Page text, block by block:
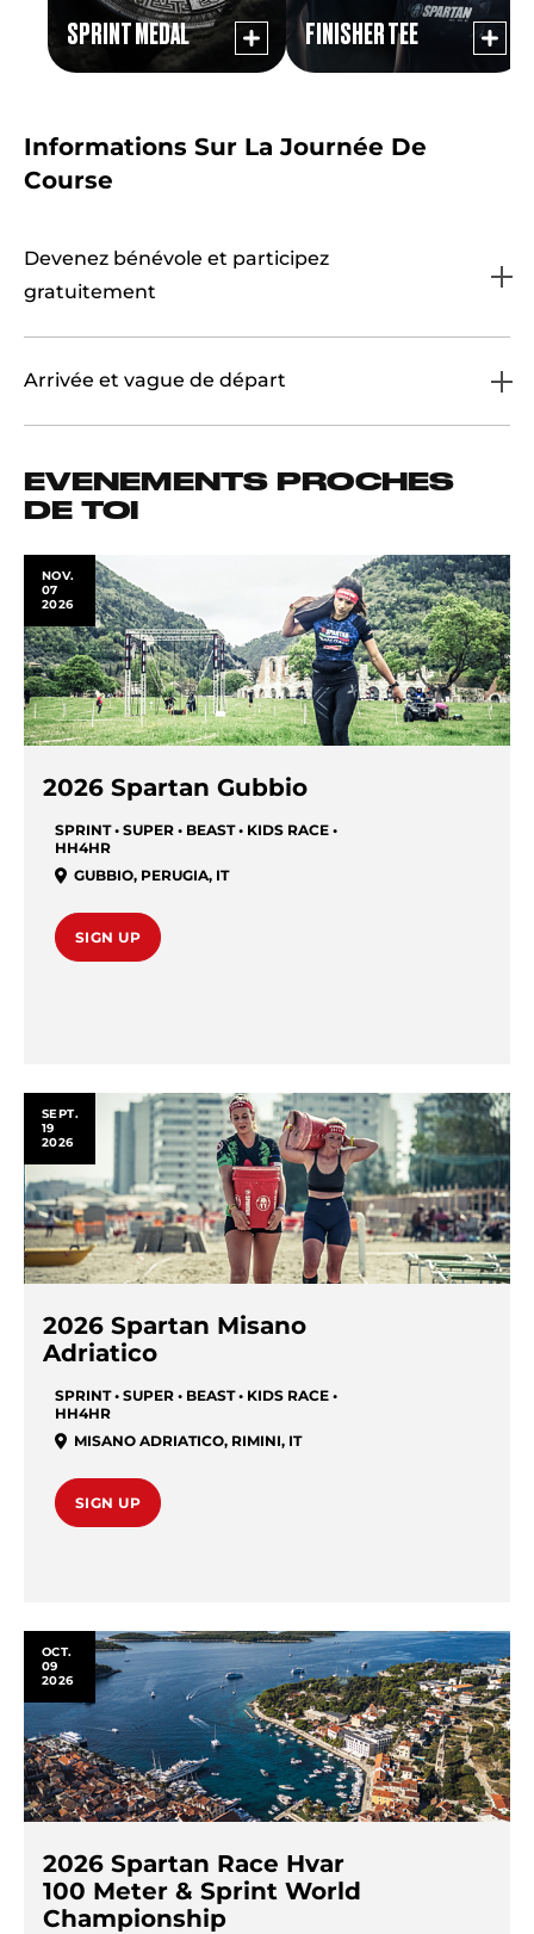
SPRINT MEDAL FINISHER TEE
Informations Sur La Journée De
Course
Devenez bénévole et participez
gratuitement
Arrivée et vague de départ
EVENEMENTS PROCHES
DE TOI
NOV.
07
2026
2026 Spartan Gubbio
SPRINT • SUPER • BEAST • KIDS RACE •
HH4HR
GUBBIO, PERUGIA, IT
SIGN UP
SEPT.
19
2026
2026 Spartan Misano
Adriatico
SPRINT • SUPER • BEAST • KIDS RACE •
HH4HR
MISANO ADRIATICO, RIMINI, IT
SIGN UP
OCT.
09
2026
2026 Spartan Race Hvar
100 Meter & Sprint World
Championship